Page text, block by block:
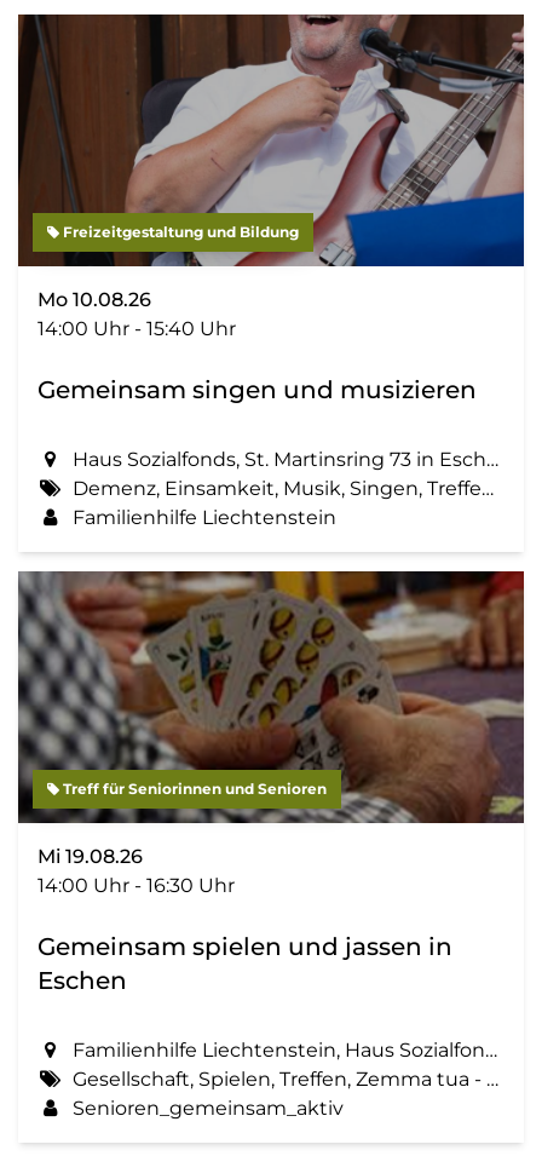
Freizeitgestaltung und Bildung
Mo 10.08.26
14:00 Uhr - 15:40 Uhr
Gemeinsam singen und musizieren
Haus Sozialfonds, St. Martinsring 73 in Eschen
Demenz, Einsamkeit, Musik, Singen, Treffen, Zemma tua - Senioren gemeinsam aktiv
Familienhilfe Liechtenstein
Treff für Seniorinnen und Senioren
Mi 19.08.26
14:00 Uhr - 16:30 Uhr
Gemeinsam spielen und jassen in
Eschen
Familienhilfe Liechtenstein, Haus Sozialfonds, St. Martinsring 73 in Eschen
Gesellschaft, Spielen, Treffen, Zemma tua - Senioren gemeinsam aktiv
Senioren_gemeinsam_aktiv